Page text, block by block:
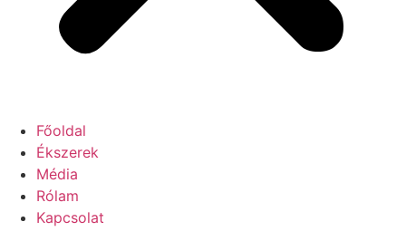
Főoldal
Ékszerek
Média
Rólam
Kapcsolat